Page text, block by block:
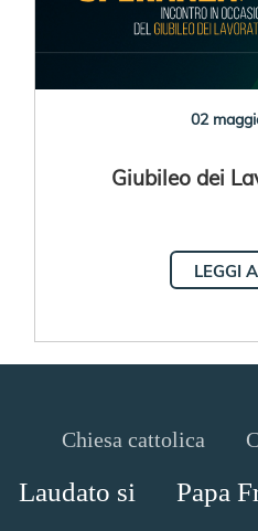
02
Giubileo dei
LEGGI
Chiesa cattolica
Laudato si Papa